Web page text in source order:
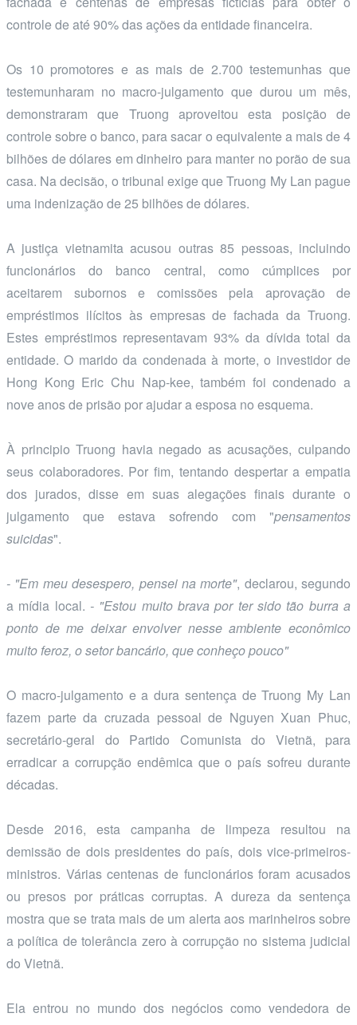
controle de até 90% das ações da entidade financeira.
Os 10 promotores e as mais de 2.700 testemunhas que
testemunharam no macro-julgamento que durou um mês,
demonstraram que Truong aproveitou esta posição de
controle sobre o banco, para sacar o equivalente a mais de 4
bilhões de dólares em dinheiro para manter no porão de sua
casa. Na decisão, o tribunal exige que Truong My Lan pague
uma indenização de 25 bilhões de dólares.
A justiça vietnamita acusou outras 85 pessoas, incluindo
funcionários do banco central, como cúmplices por
aceitarem subornos e comissões pela aprovação de
empréstimos ilícitos às empresas de fachada da Truong.
Estes empréstimos representavam 93% da dívida total da
entidade. O marido da condenada à morte, o investidor de
Hong Kong Eric Chu Nap-kee, também foi condenado a
nove anos de prisão por ajudar a esposa no esquema.
À principio Truong havia negado as acusações, culpando
seus colaboradores. Por fim, tentando despertar a empatia
dos jurados, disse em suas alegações finais durante o
julgamento que estava sofrendo com "pensamentos
suicidas".
- "Em meu desespero, pensei na morte", declarou, segundo
a mídia local. - "Estou muito brava por ter sido tão burra a
ponto de me deixar envolver nesse ambiente econômico
muito feroz, o setor bancário, que conheço pouco"
O macro-julgamento e a dura sentença de Truong My Lan
fazem parte da cruzada pessoal de Nguyen Xuan Phuc,
secretário-geral do Partido Comunista do Vietnã, para
erradicar a corrupção endêmica que o país sofreu durante
décadas.
Desde 2016, esta campanha de limpeza resultou na
demissão de dois presidentes do país, dois vice-primeiros-
ministros. Várias centenas de funcionários foram acusados
ou presos por práticas corruptas. A dureza da sentença
mostra que se trata mais de um alerta aos marinheiros sobre
a política de tolerância zero à corrupção no sistema judicial
do Vietnã.
Ela entrou no mundo dos negócios como vendedora de